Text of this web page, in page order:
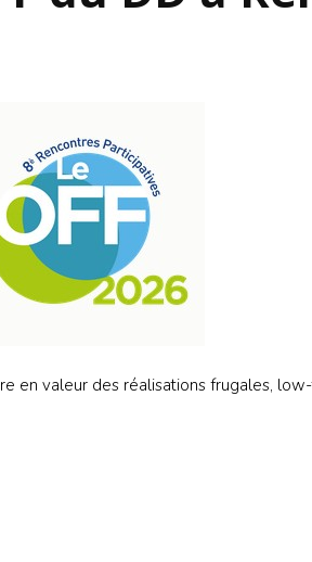
en valeur des réalisations frugales,